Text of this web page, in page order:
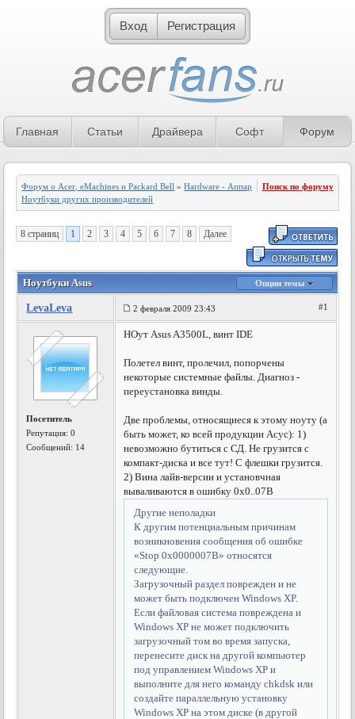
Вход Регистрация
Главная Статьи Драйвера Софт Форум
Форум о Acer, eMachines и Packard Bell »Hardware - Аппаратное обеспечение»
Ноутбуки других производителей
Поиск по форуму
8 страниц 1 2 3 4 5 6 7 8 Далее
Ноутбуки Asus Опции темы
LevaLeva 2 февраля 2009 23:43 #1
Посетитель
Репутация:0
Сообщений: 14
НОут Asus A3500L, винт IDE
Полетел винт, пролечил, попорчены
некоторые системные файлы. Диагноз -
переустановка винды.
Две проблемы, относящиеся к этому ноуту (а
быть может, ко всей продукции Асус): 1)
невозможно бутиться с СД. Не грузится с
компакт-диска и все тут! С флешки грузится.
2) Вина лайв-версии и установчная
вываливаются в ошибку 0х0..07B
Другие неполадки
К другим потенциальным причинам
возникновения сообщения об ошибке
«Stop 0x0000007B» относятся
следующие.
Загрузочный раздел поврежден и не
может быть подключен Windows XP.
Если файловая система повреждена и
Windows XP не может подключить
загрузочный том во время запуска,
перенесите диск на другой компьютер
под управлением Windows XP и
выполните для него команду chkdsk или
создайте параллельную установку
Windows XP на этом диске (в другой